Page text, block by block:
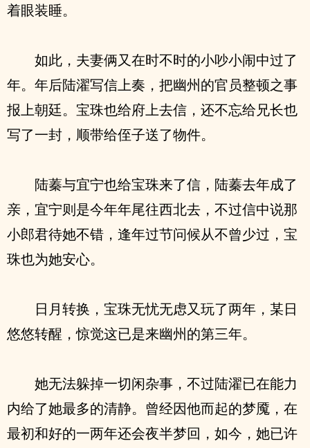
着眼装睡。
如此，夫妻俩又在时不时的小吵小闹中过了
年。年后陆濯写信上奏，把幽州的官员整顿之事
报上朝廷。宝珠也给府上去信，还不忘给兄长也
写了一封，顺带给侄子送了物件。
陆蓁与宜宁也给宝珠来了信，陆蓁去年成了
亲，宜宁则是今年年尾往西北去，不过信中说那
小郎君待她不错，逢年过节问候从不曾少过，宝
珠也为她安心。
日月转换，宝珠无忧无虑又玩了两年，某日
悠悠转醒，惊觉这已是来幽州的第三年。
她无法躲掉一切闲杂事，不过陆濯已在能力
内给了她最多的清静。曾经因他而起的梦魇，在
最初和好的一两年还会夜半梦回，如今，她已许